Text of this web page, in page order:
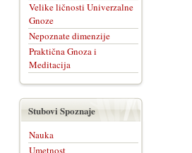
Velike ličnosti Univerzalne
Gnoze
Nepoznate dimenzije
Praktična Gnoza i
Meditacija
Stubovi Spoznaje
Nauka
Umetnost